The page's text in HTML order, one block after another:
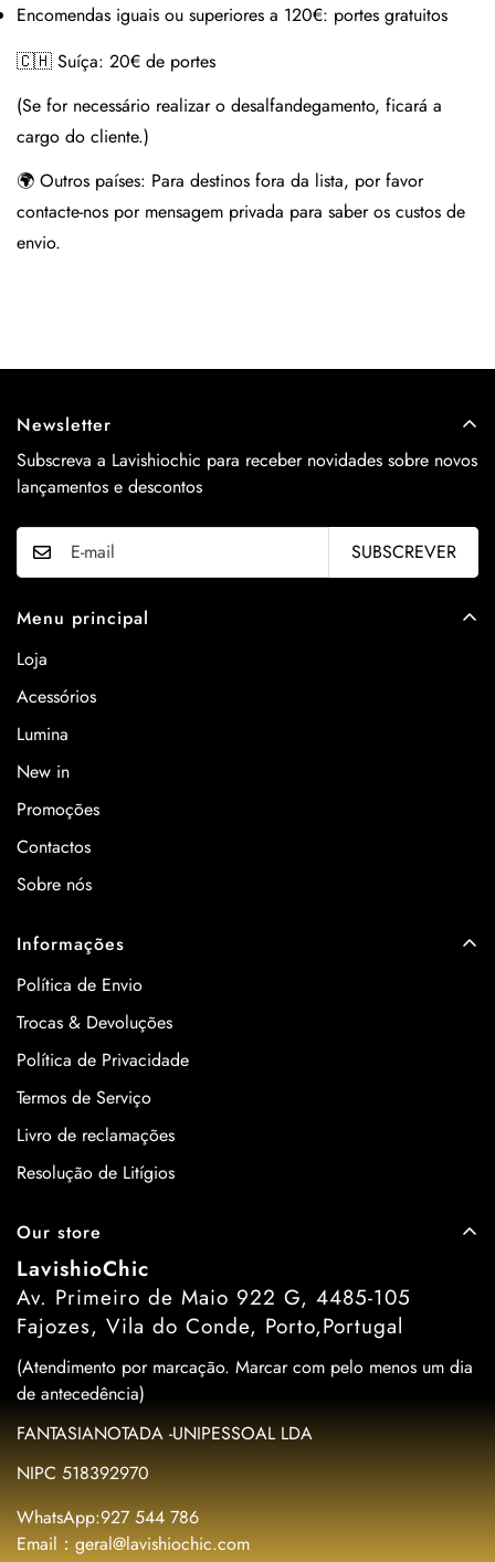
Encomendas iguais ou superiores a 120€: portes gratuitos
🇨🇭 Suíça: 20€ de portes
(Se for necessário realizar o desalfandegamento, ficará a
cargo do cliente.)
🌍 Outros países: Para destinos fora da lista, por favor
contacte-nos por mensagem privada para saber os custos de
envio.
Newsletter
Subscreva a Lavishiochic para receber novidades sobre novos
lançamentos e descontos
SUBSCREVER
Menu principal
Loja
Acessórios
Lumina
New in
Promoções
Contactos
Sobre nós
Informações
Política de Envio
Trocas & Devoluções
Política de Privacidade
Termos de Serviço
Livro de reclamações
Resolução de Litígios
Our store
LavishioChic
Av. Primeiro de Maio 922 G, 4485-105
Fajozes, Vila do Conde, Porto,Portugal
(Atendimento por marcação. Marcar com pelo menos um dia
de antecedência)
FANTASIANOTADA -UNIPESSOAL LDA
NIPC 518392970
WhatsApp:927 544 786
Email：geral@lavishiochic.com